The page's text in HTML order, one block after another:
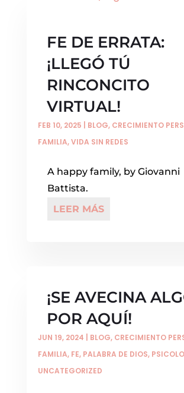
FE DE ERRATA:
¡LLEGÓ TÚ
RINCONCITO
VIRTUAL!
FEB 10, 2025 BLOG, CRECIMIENTO
FAMILIA,VIDA SIN REDES
A happy family, by Giovanni
Battista.
LEER MÁS
¡SE AVECINA
POR AQUÍ!
JUN 19, 2024 BLOG, CRECIMIENTO
FAMILIA, FE, PALABRA DE DIOS,
UNCATEGORIZED